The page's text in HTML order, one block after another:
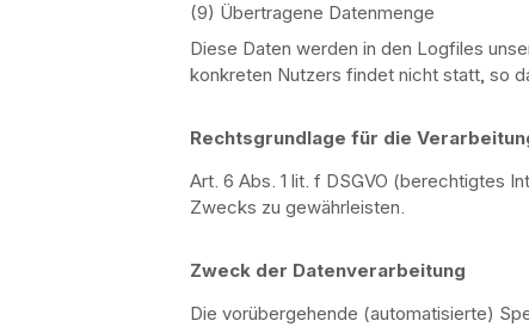
(9) Übertragene Datenmenge
Diese Daten werden in den Logfiles
konkreten Nutzers findet nicht statt, so
Rechtsgrundlage für die
Art. 6 Abs. 1 lit. f DSGVO (berechtigtes
Zwecks zu gewährleisten.
Zweck der Datenverarbeitung
Die vorübergehende (automatisierte)